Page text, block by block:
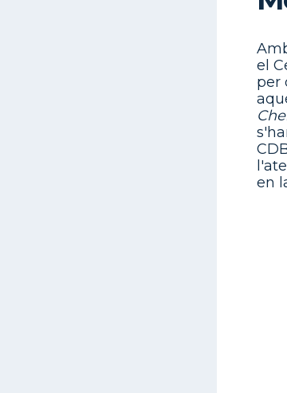
el
per
en